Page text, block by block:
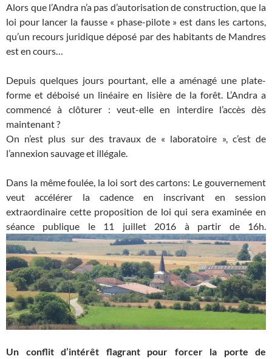
Alors que l’Andra n’a pas d’autorisation de construction, que la
loi pour lancer la fausse « phase-pilote » est dans les cartons,
qu’un recours juridique déposé par des habitants de Mandres
est en cours…
Depuis quelques jours pourtant, elle a aménagé une plate-
forme et déboisé un linéaire en lisière de la forêt. L’Andra a
commencé à clôturer : veut-elle en interdire l’accès dès
maintenant ?
On n’est plus sur des travaux de « laboratoire », c’est de
l’annexion sauvage et illégale.
Dans la même foulée, la loi sort des cartons: Le gouvernement
veut accélérer la cadence en inscrivant en session
extraordinaire cette proposition de loi qui sera examinée en
séance publique le 11 juillet 2016 à partir de 16h.
Un conflit d’intérêt flagrant pour forcer la porte de